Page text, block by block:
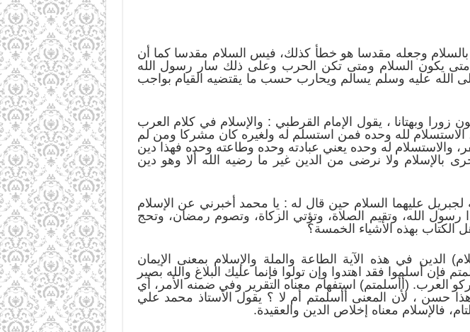
بالسلام وجعله مقدسا هو خطأ كذلك، فيس السلام مقدسا كما أن
يكون السلام ومتى تكن الحرب وعلى ذلك سار رسول الله
الله عليه وسلم يسالم ويحارب حسب ما يقتضيه القيام بواجب
زورا وبهتانا ، يقول الإمام القرطبي : والإسلام في كلام العرب
الاستسلام لله وحده فمن استسلم له ولغيره كان مشركا ومن لم
والاستسلام له وحده يعني عبادته وحده وطاعته وحده فهذا دين
بالإسلام ولا نرضى من الدين غير ما رضيه الله ألا وهو دين
عليهما السلام حين قال له : يا محمد أخبرني عن الإسلام
رسول الله، وتقيم الصلاة، وتؤتي الزكاة، وتصوم رمضان، وتحج
الكتاب بهذه الأشياء الخمسة؟
الدين في هذه الآية الطاعة والملة والإسلام بمعنى الإيمان
فإن أسلموا فقد اهتدوا وإن تولوا فإنما عليك البلاغ والله بصير
العرب. (أأسلمتم) استفهام معناه التقرير وفي ضمنه الأمر، أي
حسن ، لأن المعنى أأسلمتم أم لا ؟ يقول الأستاذ محمد علي
فالإسلام معناه إخلاص الدين والعقيدة.